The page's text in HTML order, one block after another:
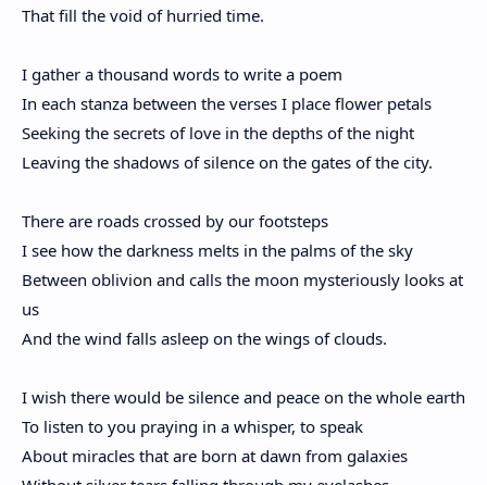
That fill the void of hurried time.
I gather a thousand words to write a poem
In each stanza between the verses I place flower petals
Seeking the secrets of love in the depths of the night
Leaving the shadows of silence on the gates of the city.
There are roads crossed by our footsteps
I see how the darkness melts in the palms of the sky
Between oblivion and calls the moon mysteriously looks at
us
And the wind falls asleep on the wings of clouds.
I wish there would be silence and peace on the whole earth
To listen to you praying in a whisper, to speak
About miracles that are born at dawn from galaxies